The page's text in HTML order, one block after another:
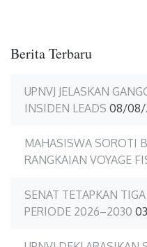
Berita Terbaru
UPNVJ JELASKAN
INSIDEN LEADS 08/08/
MAHASISWA SOROTI
RANGKAIAN VOYAGE
SENAT TETAPKAN
PERIODE 2026–2030